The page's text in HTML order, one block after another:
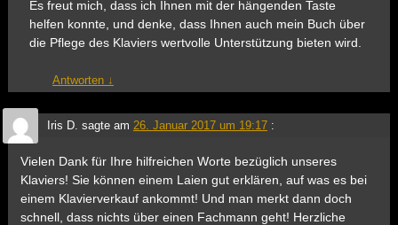
Es freut mich, dass ich Ihnen mit der hängenden Taste
helfen konnte, und denke, dass Ihnen auch mein Buch über
die Pflege des Klaviers wertvolle Unterstützung bieten wird.
Antworten ↓
Iris D. sagte am 26. Januar 2017 um 19:17 :
Vielen Dank für Ihre hilfreichen Worte bezüglich unseres
Klaviers! Sie können einem Laien gut erklären, auf was es bei
einem Klavierverkauf ankommt! Und man merkt dann doch
schnell, dass nichts über einen Fachmann geht! Herzliche